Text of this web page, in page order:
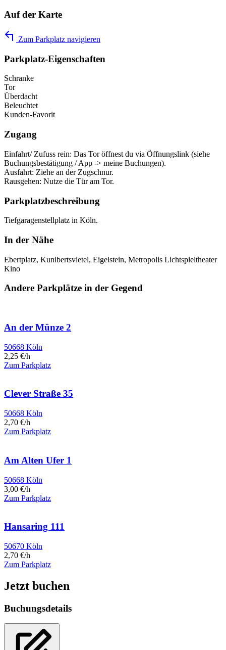
Auf der Karte
Zum Parkplatz navigieren
Parkplatz-Eigenschaften
Schranke
Tor
Überdacht
Beleuchtet
Kunden-Favorit
Zugang
Einfahrt/ Zufuss rein: Das Tor öffnest du via Öffnungslink (siehe
Buchungsbestätigung / App -> meine Buchungen).
Ausfahrt: Ziehe an der Zugschnur.
Rausgehen: Nutze die Tür am Tor.
Parkplatzbeschreibung
Tiefgaragenstellplatz in Köln.
In der Nähe
Ebertplatz, Kunibertsvietel, Eigelstein, Metropolis Lichtspieltheater
Kino
Andere Parkplätze in der Gegend
An der Münze 2
50668 Köln
2,25 €/h
Zum Parkplatz
Clever Straße 35
50668 Köln
2,70 €/h
Zum Parkplatz
Am Alten Ufer 1
50668 Köln
3,00 €/h
Zum Parkplatz
Hansaring 111
50670 Köln
2,70 €/h
Zum Parkplatz
Jetzt buchen
Buchungsdetails